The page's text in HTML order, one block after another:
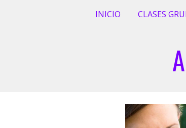
Skip to main content
INICIO CLASES